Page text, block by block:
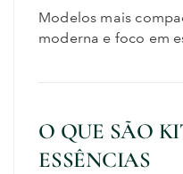
Modelos mais
moderna e foco em
O QUE SÃO
ESSÊNCIAS